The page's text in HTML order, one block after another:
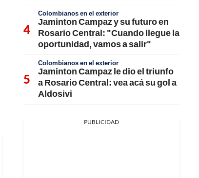
Colombianos en el exterior
Jaminton Campaz y su futuro en
Rosario Central: "Cuando llegue la
oportunidad, vamos a salir"
Colombianos en el exterior
Jaminton Campaz le dio el triunfo
a Rosario Central: vea acá su gol a
Aldosivi
PUBLICIDAD